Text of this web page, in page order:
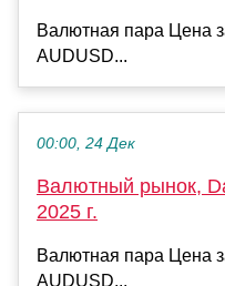
Валютная пара Цена
AUDUSD...
00:00, 24 Дек
Валютный рынок,
2025 г.
Валютная пара Цена
AUDUSD...